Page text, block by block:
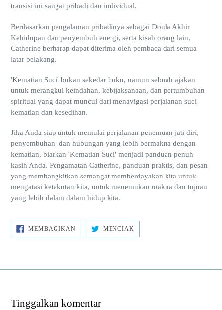
transisi ini sangat pribadi dan individual.
Berdasarkan pengalaman pribadinya sebagai Doula Akhir
Kehidupan dan penyembuh energi, serta kisah orang lain,
Catherine berharap dapat diterima oleh pembaca dari semua
latar belakang.
'Kematian Suci' bukan sekedar buku, namun sebuah ajakan
untuk merangkul keindahan, kebijaksanaan, dan pertumbuhan
spiritual yang dapat muncul dari menavigasi perjalanan suci
kematian dan kesedihan.
Jika Anda siap untuk memulai perjalanan penemuan jati diri,
penyembuhan, dan hubungan yang lebih bermakna dengan
kematian, biarkan 'Kematian Suci' menjadi panduan penuh
kasih Anda. Pengamatan Catherine, panduan praktis, dan pesan
yang membangkitkan semangat memberdayakan kita untuk
mengatasi ketakutan kita, untuk menemukan makna dan tujuan
yang lebih dalam dalam hidup kita.
MEMBAGIKANBAGIKAN
FACEBOOK
MENCIAK
TWITTER
Tinggalkan komentar